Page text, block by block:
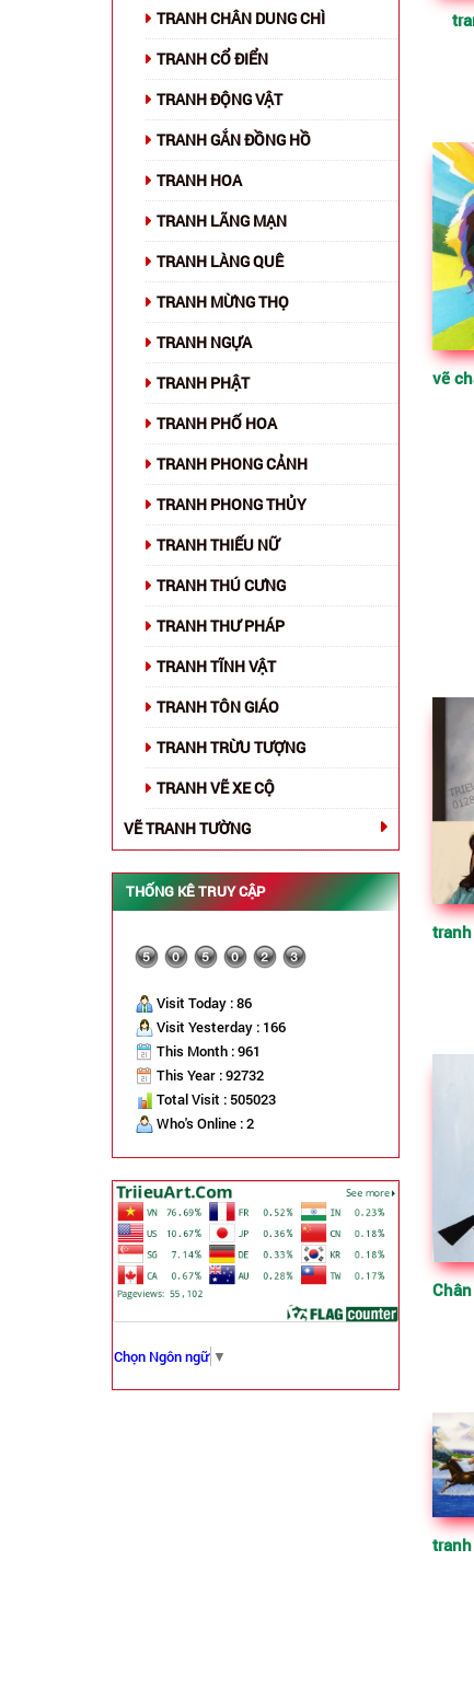
TRANH CHÂN DUNG CHÌ
TRANH CỔ ĐIỂN
TRANH ĐỘNG VẬT
TRANH GẮN ĐỒNG HỒ
TRANH HOA
TRANH LÃNG MẠN
TRANH LÀNG QUÊ
TRANH MỪNG THỌ
TRANH NGỰA
TRANH PHẬT
TRANH PHỐ HOA
TRANH PHONG CẢNH
TRANH PHONG THỦY
TRANH THIẾU NỮ
TRANH THÚ CƯNG
TRANH THƯ PHÁP
TRANH TĨNH VẬT
TRANH TÔN GIÁO
TRANH TRỪU TƯỢNG
TRANH VẼ XE CỘ
VẼ TRANH TƯỜNG
THỐNG KÊ TRUY CẬP
Visit Today : 86
Visit Yesterday : 166
This Month : 961
This Year : 92732
Total Visit : 505023
Who's Online : 2
Chọn Ngôn ngữ ▼